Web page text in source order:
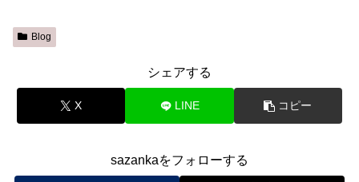
Blog
シェアする
X LINE コピー
sazankaをフォローする